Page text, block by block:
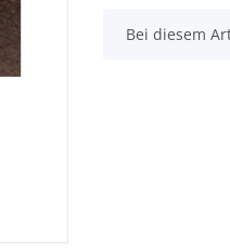
x
Bei diesem